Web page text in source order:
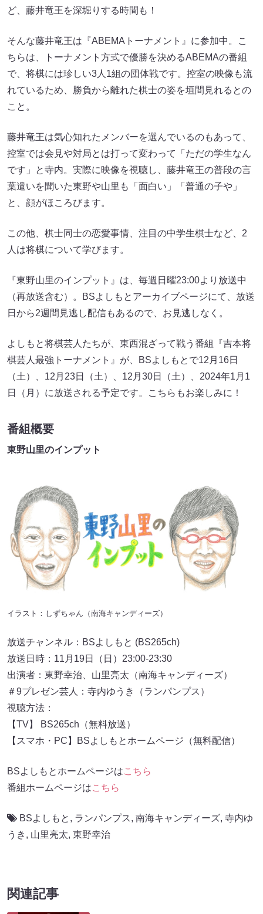
ど、藤井竜王を深堀りする時間も！
そんな藤井竜王は『ABEMAトーナメント』に参加中。こ
ちらは、トーナメント方式で優勝を決めるABEMAの番組
で、将棋には珍しい3人1組の団体戦です。控室の映像も流
れているため、勝負から離れた棋士の姿を垣間見れるとの
こと。
藤井竜王は気心知れたメンバーを選んでいるのもあって、
控室では会見や対局とは打って変わって「ただの学生なん
です」と寺内。実際に映像を視聴し、藤井竜王の普段の言
葉遣いを聞いた東野や山里も「面白い」「普通の子や」
と、顔がほころびます。
この他、棋士同士の恋愛事情、注目の中学生棋士など、2
人は将棋について学びます。
『東野山里のインプット』は、毎週日曜23:00より放送中
（再放送含む）。BSよしもとアーカイブページにて、放送
日から2週間見逃し配信もあるので、お見逃しなく。
よしもと将棋芸人たちが、東西混ざって戦う番組『吉本将
棋芸人最強トーナメント』が、BSよしもとで12月16日
（土）、12月23日（土）、12月30日（土）、2024年1月1
日（月）に放送される予定です。こちらもお楽しみに！
番組概要
東野山里のインプット
イラスト：しずちゃん（南海キャンディーズ）
放送チャンネル：BSよしもと (BS265ch)
放送日時：11月19日（日）23:00-23:30
出演者：東野幸治、山里亮太（南海キャンディーズ）
＃9プレゼン芸人：寺内ゆうき（ランパンプス）
視聴方法：
【TV】 BS265ch（無料放送）
【スマホ・PC】BSよしもとホームページ（無料配信）
BSよしもとホームページはこちら
番組ホームページはこちら
BSよしもと , ランパンプス, 南海キャンディーズ, 寺内ゆ
うき , 山里亮太, 東野幸治
関連記事